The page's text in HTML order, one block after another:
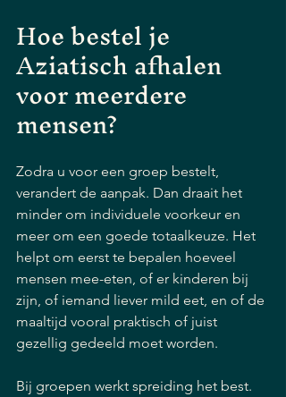
Hoe bestel je
Aziatisch afhalen
voor meerdere
mensen?
Zodra u voor een groep bestelt,
verandert de aanpak. Dan draait het
minder om individuele voorkeur en
meer om een goede totaalkeuze. Het
helpt om eerst te bepalen hoeveel
mensen mee-eten, of er kinderen bij
zijn, of iemand liever mild eet, en of de
maaltijd vooral praktisch of juist
gezellig gedeeld moet worden.
Bij groepen werkt spreiding het best.